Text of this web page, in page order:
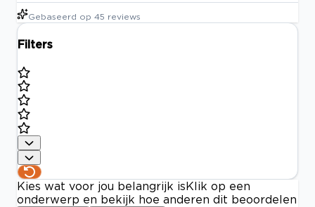
Gebaseerd op 45 reviews
Filters
Kies wat voor jou belangrijk is Klik op een
onderwerp en bekijk hoe anderen dit beoordelen